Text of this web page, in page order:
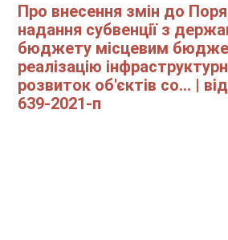
Про внесення змін до
надання субвенції з
бюджету місцевим
реалізацію
розвиток об'єктів со... |
639-2021-п